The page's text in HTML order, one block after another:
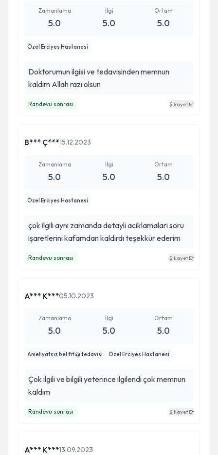
Zamanlama
5.0
İlgi
5.0
Ortam
5.0
Özel Erciyes Hastanesi
Doktorumun ilgisi ve tedavisinden memnun
kaldım Allah razı olsun
Randevu sonrası Şikayet Et
B*** Ç***15.12.2023
Zamanlama
5.0
İlgi
5.0
Ortam
5.0
Özel Erciyes Hastanesi
çok ilgili aynı zamanda detayli aciklamalari soru
işaretlerini kafamdan kaldırdı teşekkür ederim
Randevu sonrası Şikayet Et
A*** K***05.10.2023
Zamanlama
5.0
İlgi
5.0
Ortam
5.0
Ameliyatsız bel fıtığı tedavisi Özel Erciyes Hastanesi
Çok ilgili ve bilgili yeterince ilgilendi çok memnun
kaldım
Randevu sonrası Şikayet Et
A*** K***13.09.2023